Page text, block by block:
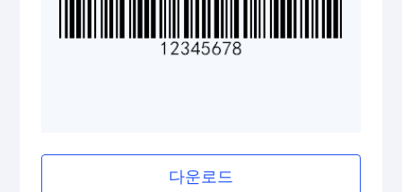
다운로드